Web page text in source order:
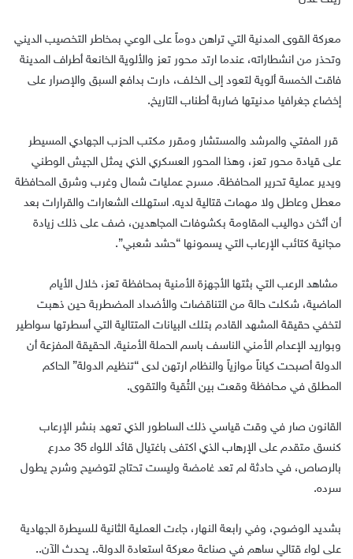
معركة القوى المدنية التي تراهن دوماً على الوعي بمخاطر التخصيب الديني
وتحذر من انشطاراته، عندما ارتد محور تعز والألوية الخانعة أطراف المدينة
فاقت الخمسة ألوية لتعود إلى الخلف، دارت بدافع السبق والإصرار على
إخضاع جغرافيا مدنيتها ضاربة أطناب التاريخ.
قرر المفتي والمرشد والمستشار ومقرر مكتب الحزب الجهادي المسيطر
على قيادة محور تعز، وهذا المحور العسكري الذي يمثل الجيش الوطني
ويدير عملية تحرير المحافظة. مسرح عمليات شمال وغرب وشرق المحافظة
معطل وعاطل ولا مهمات قتالية لديه. استهلك الشعارات والقرارات بعد
أن أثخن دواليب المقاومة بكشوفات المجاهدين، ضف على ذلك زيادة
مجانية كتائب الإرعاب التي يسمونها “حشد شعبي”.
مشاهد الرعب التي بثتها الأجهزة الأمنية بمحافظة تعز، خلال الأيام
الماضية، شكلت حالة من التناقضات والأضداد المضطربة حين ذهبت
لتخفي حقيقة المشهد القادم بتلك البيانات المتتالية التي أسطرتها سواطير
وبواريد الإعدام الأمني الناسف باسم الحملة الأمنية. الحقيقة المفزعة أن
الدولة أصبحت كياناً موازياً والنظام ارتهن لدى “تنظيم الدولة” الحاكم
المطلق في محافظة وقعت بين التُقية والتقوى.
القانون صار في وقت قياسي ذلك الساطور الذي تعهد بنشر الإرعاب
كنسق متقدم على الإرهاب الذي اكتفى باغتيال قائد اللواء 35 مدرع
بالرصاص، في حادثة لم تعد غامضة وليست تحتاج لتوضيح وشرح يطول
سرده.
بشديد الوضوح، وفي رابعة النهار، جاءت العملية الثانية للسيطرة الجهادية
على لواء قتالي ساهم في صناعة معركة استعادة الدولة.. يحدث الآن..